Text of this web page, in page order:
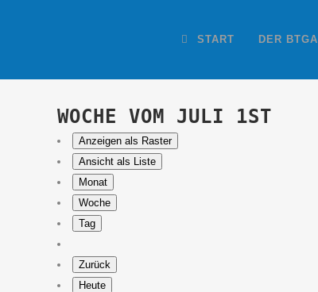
START DER BTGA
WOCHE VOM JULI 1ST
Anzeigen als Raster
Ansicht als Liste
Monat
Woche
Tag
Zurück
Heute